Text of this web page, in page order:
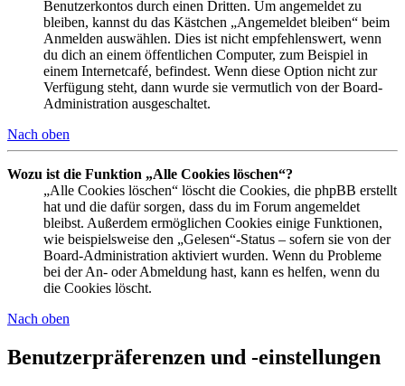
Benutzerkontos durch einen Dritten. Um angemeldet zu
bleiben, kannst du das Kästchen „Angemeldet bleiben“ beim
Anmelden auswählen. Dies ist nicht empfehlenswert, wenn
du dich an einem öffentlichen Computer, zum Beispiel in
einem Internetcafé, befindest. Wenn diese Option nicht zur
Verfügung steht, dann wurde sie vermutlich von der Board-
Administration ausgeschaltet.
Nach oben
Wozu ist die Funktion „Alle Cookies löschen“?
„Alle Cookies löschen“ löscht die Cookies, die phpBB erstellt
hat und die dafür sorgen, dass du im Forum angemeldet
bleibst. Außerdem ermöglichen Cookies einige Funktionen,
wie beispielsweise den „Gelesen“-Status – sofern sie von der
Board-Administration aktiviert wurden. Wenn du Probleme
bei der An- oder Abmeldung hast, kann es helfen, wenn du
die Cookies löscht.
Nach oben
Benutzerpräferenzen und -einstellungen